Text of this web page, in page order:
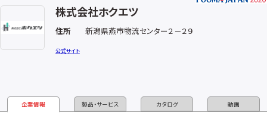
株式会社ホクエツ
住所 新潟県燕市物流センター２－２９
公式サイト
企業情報 製品・サービス カタログ 動画